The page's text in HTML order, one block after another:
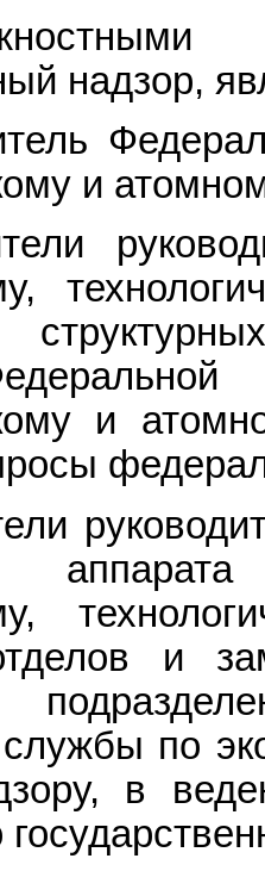
надзор,
и
и
и
по
в